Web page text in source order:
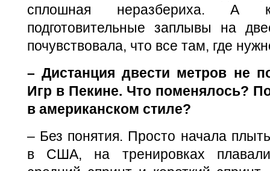
сплошная неразбериха. А
подготовительные заплывы на
почувствовала, что все там, где
– Дистанция двести метров не
Игр в Пекине. Что поменялось?
в американском стиле?
– Без понятия. Просто начала
в США, на тренировках